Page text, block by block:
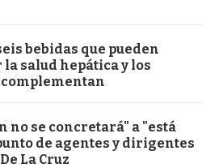
bebidas que pueden
salud hepática y los
no se concretará" a "está
de agentes y dirigentes
La Cruz